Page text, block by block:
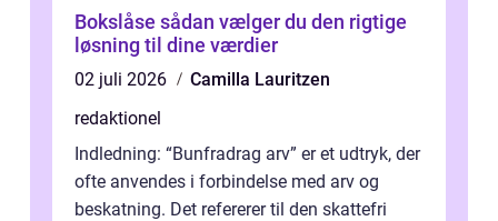
Bokslåse sådan vælger du den rigtige
løsning til dine værdier
02 juli 2026
Camilla Lauritzen
redaktionel
Indledning: “Bunfradrag arv” er et udtryk, der
ofte anvendes i forbindelse med arv og
beskatning. Det refererer til den skattefri